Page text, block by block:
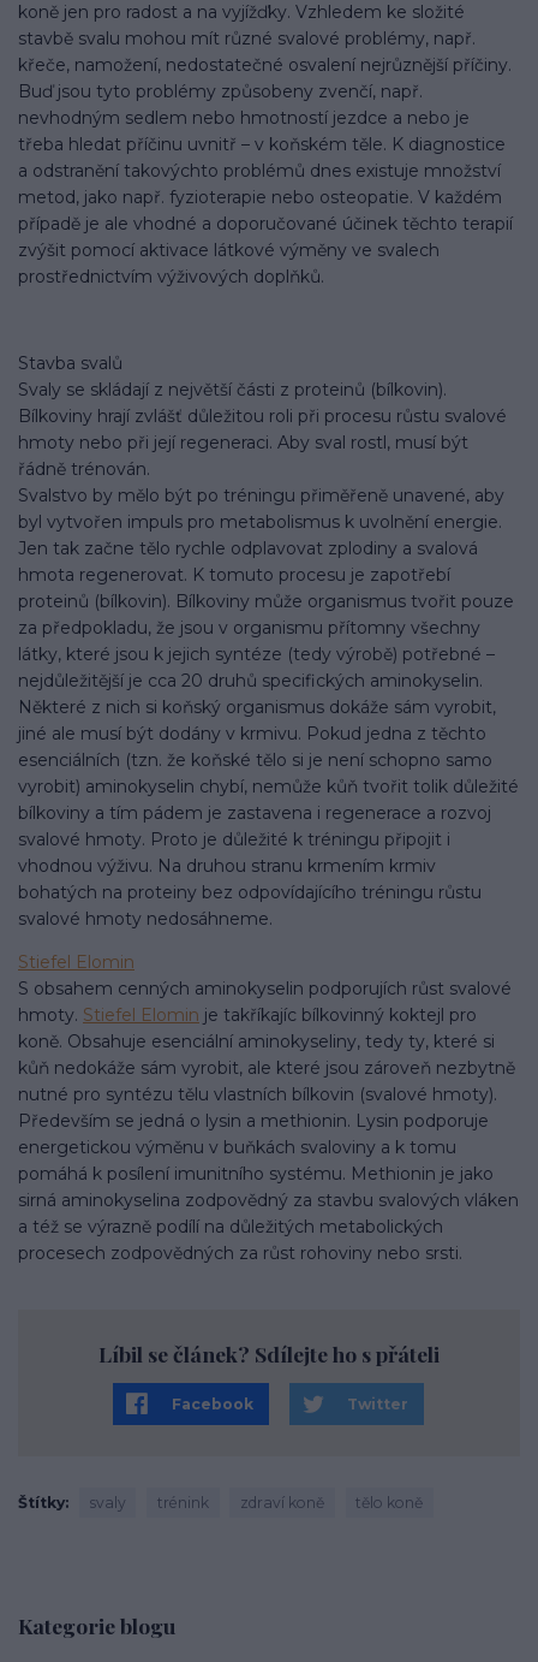
Kategorie blogu
koně jen pro radost a na vyjížďky. Vzhledem ke složité
stavbě svalu mohou mít různé svalové problémy, např.
křeče, namožení, nedostatečné osvalení nejrůznější příčiny.
Buď jsou tyto problémy způsobeny zvenčí, např.
nevhodným sedlem nebo hmotností jezdce a nebo je
třeba hledat příčinu uvnitř – v koňském těle. K diagnostice
a odstranění takovýchto problémů dnes existuje množství
metod, jako např. fyzioterapie nebo osteopatie. V každém
případě je ale vhodné a doporučované účinek těchto terapií
zvýšit pomocí aktivace látkové výměny ve svalech
prostřednictvím výživových doplňků.
Stavba svalů
Svaly se skládají z největší části z proteinů (bílkovin).
Bílkoviny hrají zvlášť důležitou roli při procesu růstu svalové
hmoty nebo při její regeneraci. Aby sval rostl, musí být
řádně trénován.
Svalstvo by mělo být po tréningu přiměřeně unavené, aby
byl vytvořen impuls pro metabolismus k uvolnění energie.
Jen tak začne tělo rychle odplavovat zplodiny a svalová
hmota regenerovat. K tomuto procesu je zapotřebí
proteinů (bílkovin). Bílkoviny může organismus tvořit pouze
za předpokladu, že jsou v organismu přítomny všechny
látky, které jsou k jejich syntéze (tedy výrobě) potřebné –
nejdůležitější je cca 20 druhů specifických aminokyselin.
Některé z nich si koňský organismus dokáže sám vyrobit,
jiné ale musí být dodány v krmivu. Pokud jedna z těchto
esenciálních (tzn. že koňské tělo si je není schopno samo
vyrobit) aminokyselin chybí, nemůže kůň tvořit tolik důležité
bílkoviny a tím pádem je zastavena i regenerace a rozvoj
svalové hmoty. Proto je důležité k tréningu připojit i
vhodnou výživu. Na druhou stranu krmením krmiv
bohatých na proteiny bez odpovídajícího tréningu růstu
svalové hmoty nedosáhneme.
Stiefel Elomin
S obsahem cenných aminokyselin podporujích růst svalové
hmoty. Stiefel Elomin je takříkajíc bílkovinný koktejl pro
koně. Obsahuje esenciální aminokyseliny, tedy ty, které si
kůň nedokáže sám vyrobit, ale které jsou zároveň nezbytně
nutné pro syntézu tělu vlastních bílkovin (svalové hmoty).
Především se jedná o lysin a methionin. Lysin podporuje
energetickou výměnu v buňkách svaloviny a k tomu
pomáhá k posílení imunitního systému. Methionin je jako
sirná aminokyselina zodpovědný za stavbu svalových vláken
a též se výrazně podílí na důležitých metabolických
procesech zodpovědných za růst rohoviny nebo srsti.
Líbil se článek? Sdílejte ho s přáteli
Facebook Twitter
Štítky svaly trénink zdraví koně tělo koně